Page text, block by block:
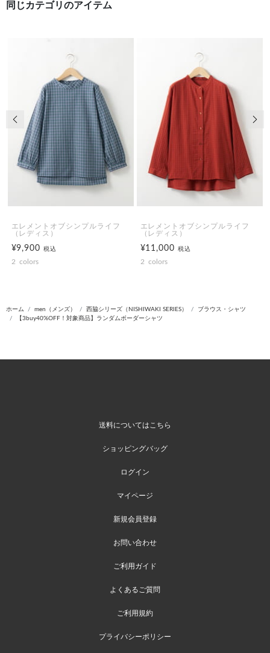
同じカテゴリのアイテム
エレメントオブシンプルライフ
（レディス）
¥9,900税込
2 colors
エレメントオブシンプルライフ
（レディス）
¥11,000税込
2 colors
前の画像
ホーム men（メンズ） 西脇シリーズ（NISHIWAKI SERIES）
ブラウス・シャツ
【3buy40%OFF！対象商品】ランダムボーダーシャツ
送料についてはこちら
ショッピングバッグ
ログイン
マイページ
新規会員登録
お問い合わせ
ご利用ガイド
よくあるご質問
ご利用規約
プライバシーポリシー